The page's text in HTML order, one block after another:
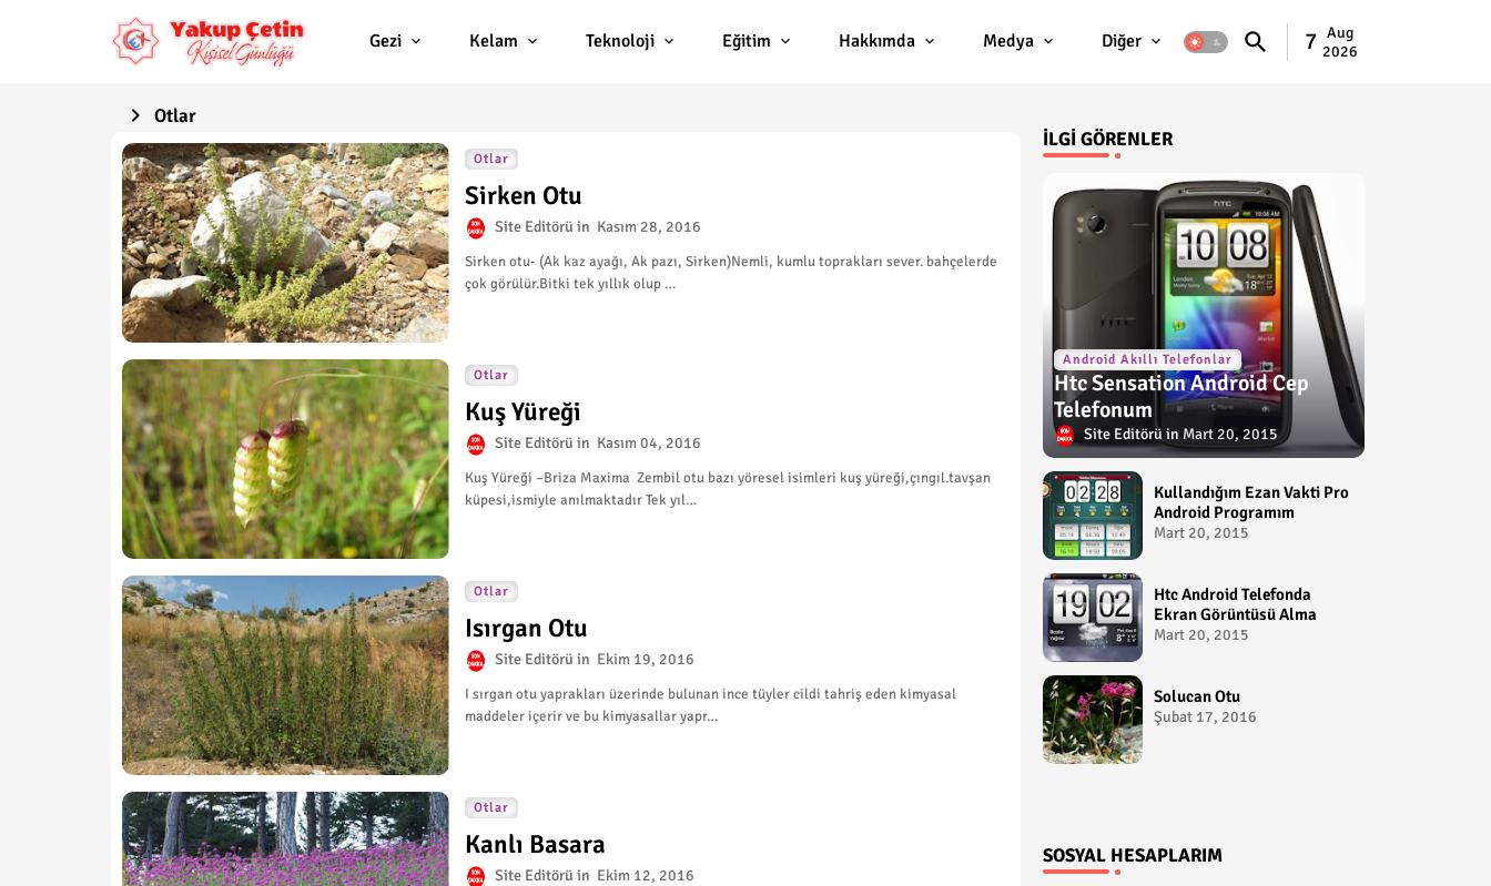
Gezi Kelam Teknoloji Eğitim Hakkımda Medya Diğer 7 Aug
2026
Otlar
Otlar
Sirken Otu
Site Editörü Kasım 28, 2016
Sirken otu- (Ak kaz ayağı, Ak pazı, Sirken)Nemli, kumlu toprakları sever. bahçelerde
çok görülür.Bitki tek yıllık olup …
Otlar
Kuş Yüreği
Site Editörü Kasım 04, 2016
Kuş Yüreği –Briza Maxima Zembil otu bazı yöresel isimleri kuş yüreği,çıngıl.tavşan
küpesi,ismiyle anılmaktadır Tek yıl…
Otlar
Isırgan Otu
Site Editörü Ekim 19, 2016
I sırgan otu yaprakları üzerinde bulunan ince tüyler cildi tahriş eden kimyasal
maddeler içerir ve bu kimyasallar yapr…
Otlar
Kanlı Basara
Site Editörü Ekim 12, 2016
İLGI GÖRENLER
Android Akıllı Telefonlar
Htc Sensation Android Cep
Telefonum
Site Editörü Mart 20, 2015
Kullandığım Ezan Vakti Pro
Android Programım
Mart 20, 2015
Htc Android Telefonda
Ekran Görüntüsü Alma
Mart 20, 2015
Solucan Otu
Şubat 17, 2016
SOSYAL HESAPLARIM